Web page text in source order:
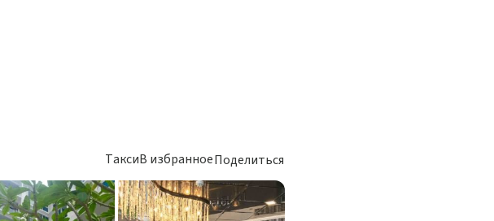
ТаксиВ избранноеПоделиться